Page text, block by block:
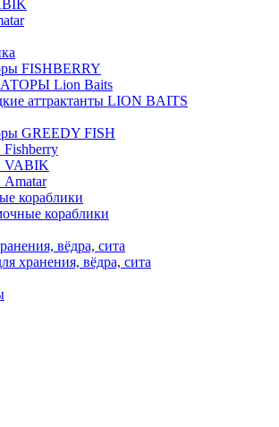
FISHBERRY
Lion Baits
аттрактанты LION BAITS
GREEDY FISH
Fishberry
VABIK
Amatar
кораблики
кораблики
вёдра, сита
хранения, вёдра, сита